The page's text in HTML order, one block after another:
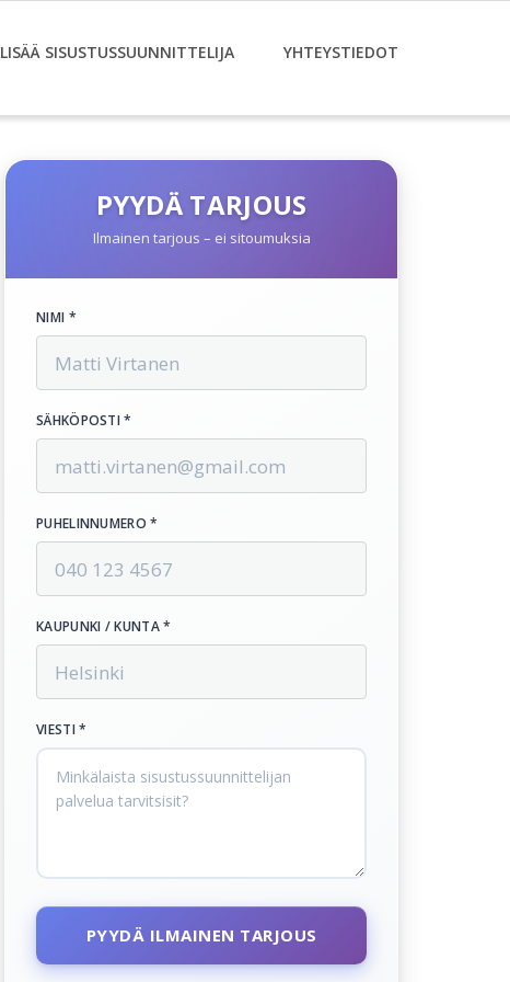
LISÄÄ SISUSTUSSUUNNITTELIJA YHTEYSTIEDOT
PYYDÄ TARJOUS
Ilmainen tarjous – ei sitoumuksia
NIMI *
SÄHKÖPOSTI *
PUHELINNUMERO *
KAUPUNKI / KUNTA *
VIESTI *
PYYDÄ ILMAINEN TARJOUS